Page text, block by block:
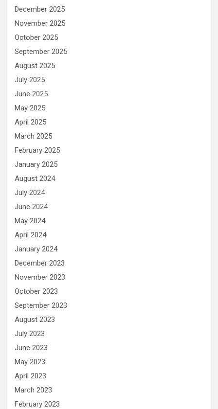
December 2025
November 2025
October 2025
September 2025
August 2025
July 2025
June 2025
May 2025
April 2025
March 2025
February 2025
January 2025
August 2024
July 2024
June 2024
May 2024
April 2024
January 2024
December 2023
November 2023
October 2023
September 2023
August 2023
July 2023
June 2023
May 2023
April 2023
March 2023
February 2023